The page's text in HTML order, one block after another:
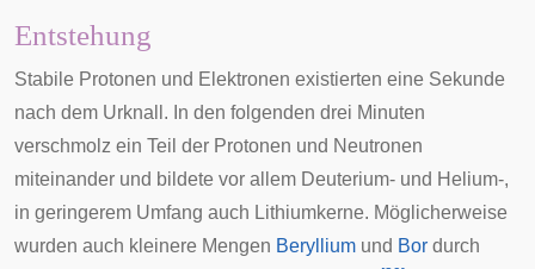
Entstehung
Stabile Protonen und Elektronen existierten eine Sekunde
nach dem Urknall . In den folgenden drei Minuten
verschmolz ein Teil der Protonen und Neutronen
miteinander und bildete vor allem Deuterium- und Helium-,
in geringerem Umfang auch Lithiumkerne. Möglicherweise
wurden auch kleinere Mengen Beryllium und Bor durch